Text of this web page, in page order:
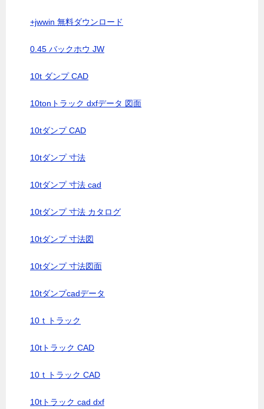
+jwwin 無料ダウンロード
0.45 バックホウ JW
10t ダンプ CAD
10tonトラック dxfデータ 図面
10tダンプ CAD
10tダンプ 寸法
10tダンプ 寸法 cad
10tダンプ 寸法 カタログ
10tダンプ 寸法図
10tダンプ 寸法図面
10tダンプcadデータ
10ｔトラック
10tトラック CAD
10ｔトラック CAD
10tトラック cad dxf